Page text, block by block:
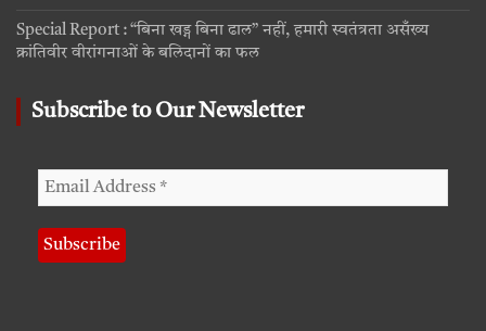
Special Report : “बिना खड्ग बिना ढाल” नहीं, हमारी स्वतंत्रता असँख्य
क्रांतिवीर वीरांगनाओं के बलिदानों का फल
Subscribe to Our Newsletter